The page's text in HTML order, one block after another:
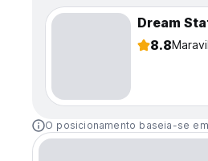
Dream
8.8
O posicionamento baseia-se